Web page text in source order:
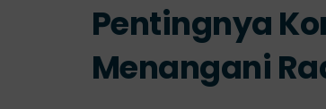
Pentingnya
Menangani